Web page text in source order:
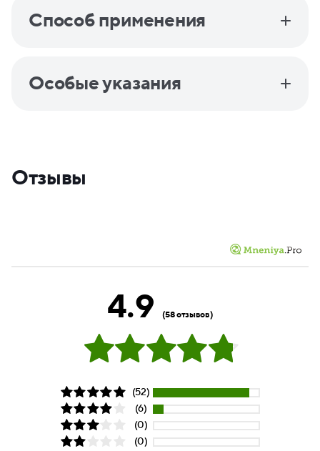
Способ применения
Особые указания
Отзывы
4.9 (58 отзывов)
(52)
(6)
(0)
(0)